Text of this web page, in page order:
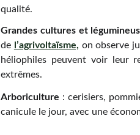
qualité.
Grandes cultures et
de l’agrivoltaïsme, on observe
héliophiles peuvent voir leur
extrêmes.
Arboriculture : cerisiers,
canicule le jour, avec une